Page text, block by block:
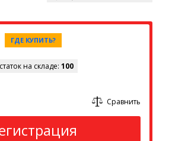
ГДЕ КУПИТЬ?
на складе: 100
Сравнить